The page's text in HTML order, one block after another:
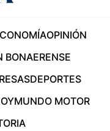
OPINIÓN
BONAERENSE
DEPORTES
MUNDO MOTOR